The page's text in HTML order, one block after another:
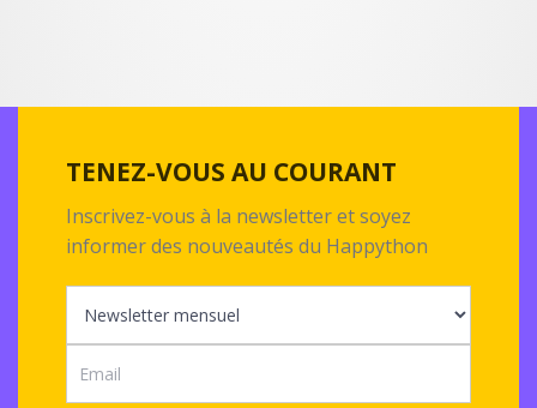
TENEZ-VOUS AU COURANT
Inscrivez-vous à la newsletter et soyez
informer des nouveautés du Happython